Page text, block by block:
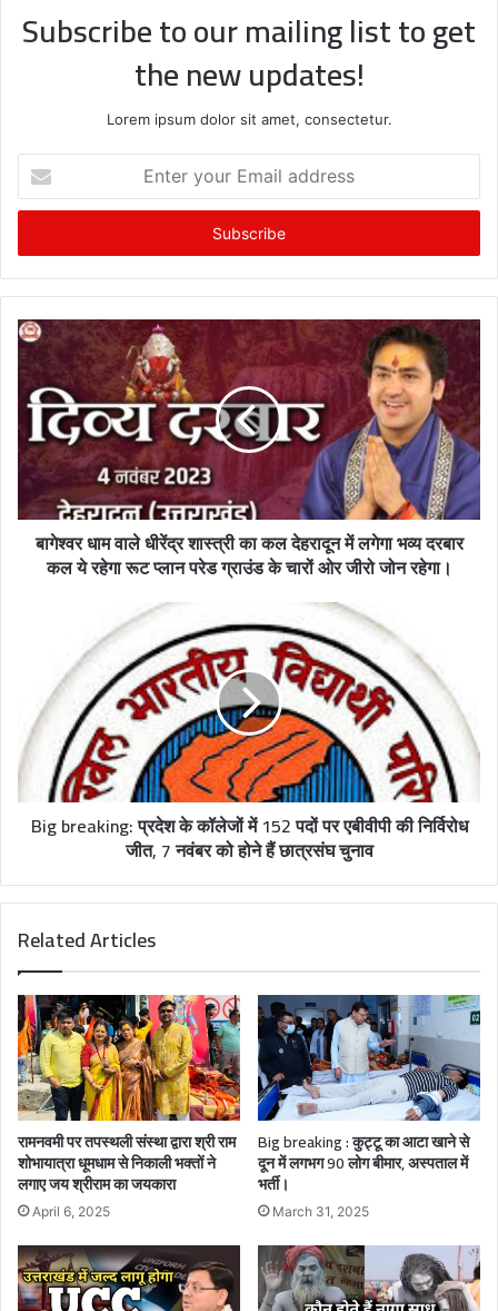
Subscribe to our mailing list to get
the new updates!
Lorem ipsum dolor sit amet, consectetur.
t
r
y
u
r
E
m
a
बागेश्वर धाम वाले धीरेंद्र शास्त्री का कल देहरादून में लगेगा भव्य दरबार
कल ये रहेगा रूट प्लान परेड ग्राउंड के चारों ओर जीरो जोन रहेगा।
Big breaking: प्रदेश के कॉलेजों में 152 पदों पर एबीवीपी की निर्विरोध
जीत, 7 नवंबर को होने हैं छात्रसंघ चुनाव
Related Articles
रामनवमी पर तपस्थली संस्था द्वारा श्री राम
शोभायात्रा धूमधाम से निकाली भक्तों ने
लगाए जय श्रीराम का जयकारा
April 6, 2025
Big breaking : कुट्टू का आटा खाने से
दून में लगभग 90 लोग बीमार, अस्पताल में
भर्ती।
March 31, 2025